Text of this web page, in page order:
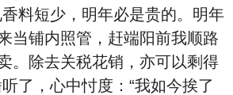
香料短少，明年必是贵的。明年
当铺内照管，赶端阳前我顺路
。除去关税花销，亦可以剩得
了，心中忖度：“我如今挨了